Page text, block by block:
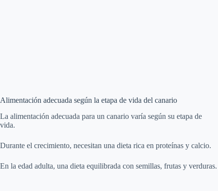
Alimentación adecuada según la etapa de vida del canario
La alimentación adecuada para un canario varía según su etapa de
vida.
Durante el crecimiento, necesitan una dieta rica en proteínas y calcio.
En la edad adulta, una dieta equilibrada con semillas, frutas y verduras.